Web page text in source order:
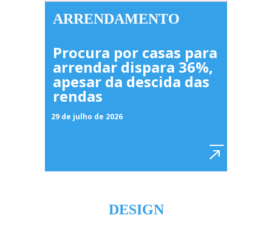
ARRENDAMENTO
Procura por casas para
arrendar dispara 36%,
apesar da descida das
rendas
29 de julho de 2026
DESIGN